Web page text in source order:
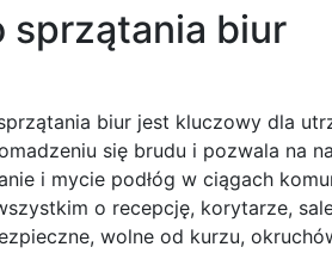
sprzątania biur
biur jest kluczowy dla
się brudu i pozwala na
i mycie podłóg w ciągach
o recepcję, korytarze,
wolne od kurzu,